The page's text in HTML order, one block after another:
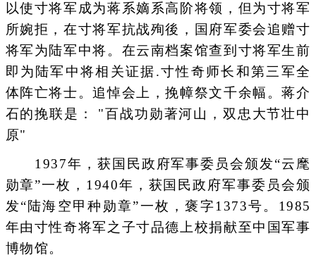
以使寸将军成为蒋系嫡系高阶将领，但为寸将军
所婉拒，在寸将军抗战殉後，国府军委会追赠寸
将军为陆军中将。在云南档案馆查到寸将军生前
即为陆军中将相关证据.寸性奇师长和第三军全
体阵亡将士。追悼会上，挽幛祭文千余幅。蒋介
石的挽联是： "百战功勋著河山，双忠大节壮中
原"
1937年，获国民政府军事委员会颁发“云麾
勋章”一枚，1940年，获国民政府军事委员会颁
发“陆海空甲种勋章”一枚，褒字1373号。1985
年由寸性奇将军之子寸品德上校捐献至中国军事
博物馆。